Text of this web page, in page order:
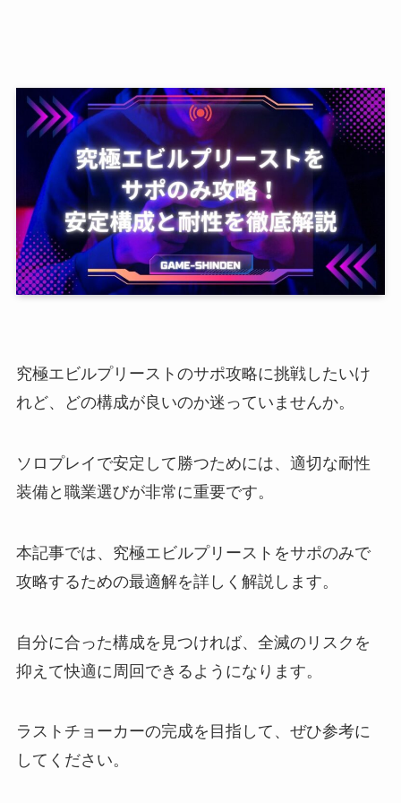
究極エビルプリーストのサポ攻略に挑戦したいけ
れど、どの構成が良いのか迷っていませんか。
ソロプレイで安定して勝つためには、適切な耐性
装備と職業選びが非常に重要です。
本記事では、究極エビルプリーストをサポのみで
攻略するための最適解を詳しく解説します。
自分に合った構成を見つければ、全滅のリスクを
抑えて快適に周回できるようになります。
ラストチョーカーの完成を目指して、ぜひ参考に
してください。